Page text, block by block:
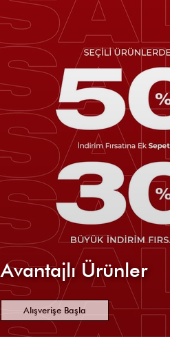
Avantajlı Ürünler
Alışverişe Başla